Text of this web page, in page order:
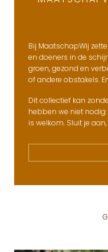
Bij MaatschapWij
en doeners in de
groen, gezond en
of andere obstakels.
Dit collectief kan
hebben we niet
is welkom. Sluit je